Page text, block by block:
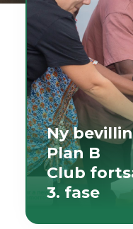
Ny
Plan B
Club
3. fase